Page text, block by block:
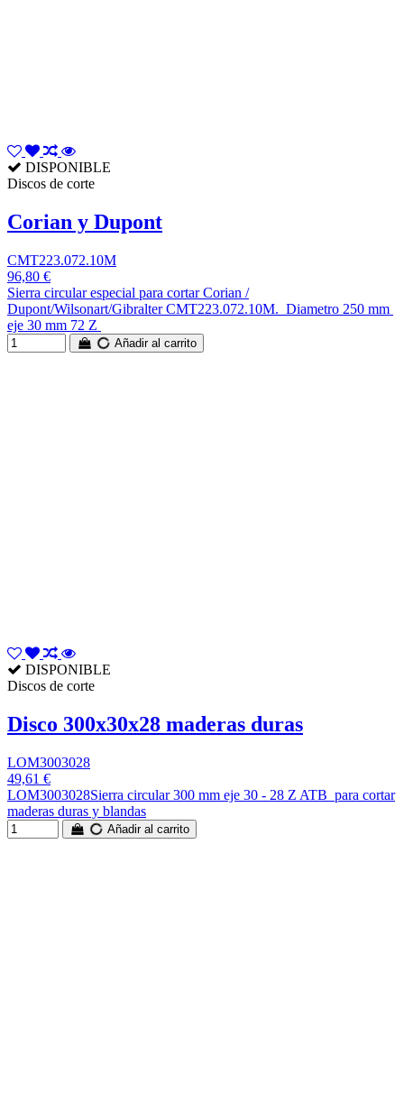
DISPONIBLE
Discos de corte
Corian y Dupont
CMT223.072.10M
96,80 €
Sierra circular especial para cortar Corian /
Dupont/Wilsonart/Gibralter CMT223.072.10M. Diametro 250 mm
eje 30 mm 72 Z
Añadir al carrito
DISPONIBLE
Discos de corte
Disco 300x30x28 maderas duras
LOM3003028
49,61 €
LOM3003028Sierra circular 300 mm eje 30 - 28 Z ATB para cortar
maderas duras y blandas
Añadir al carrito